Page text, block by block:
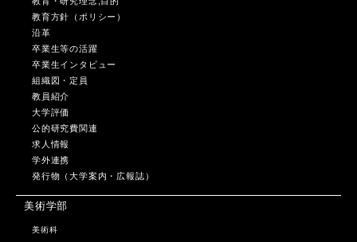
教育方針（ポリシー）
沿革
卒業生等の活躍
卒業生インタビュー
組織図・定員
教員紹介
大学評価
公的研究費関連
求人情報
学外連携
発行物（大学案内・広報誌）
美術学部
美術科